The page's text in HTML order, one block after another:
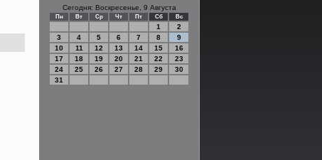
Сегодня: Воскресенье, 9 Августа
Пн Вт Ср Чт Пт Сб Вс
1
2
3
4 5 6 7 8
9
10
11 12 13 14 15
16
17
18 19 20 21 22
23
24
25 26 27 28 29
30
31